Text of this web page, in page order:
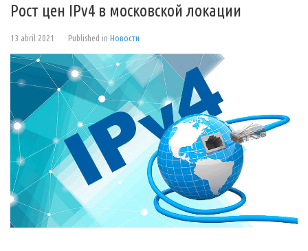
Рост цен IPv4 в московской локации
13 abril 2021 Published in Новости